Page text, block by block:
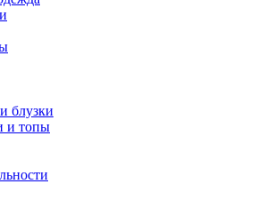
блузки
и топы